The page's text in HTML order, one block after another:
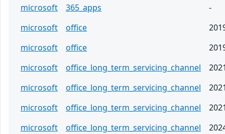
microsoft
365_apps
-
microsoft
office
microsoft
office
microsoft
office_long_term_servicing_channel
microsoft
office_long_term_servicing_channel
microsoft
office_long_term_servicing_channel
microsoft
office_long_term_servicing_channel